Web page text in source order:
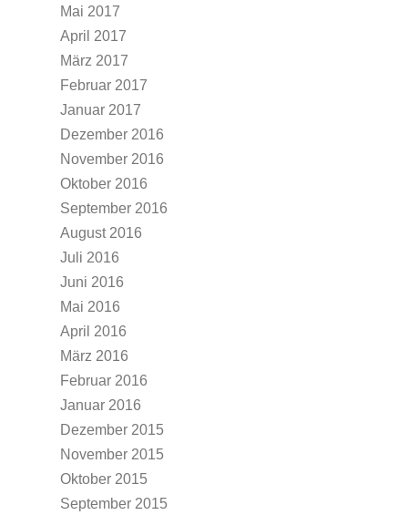
Mai 2017
April 2017
März 2017
Februar 2017
Januar 2017
Dezember 2016
November 2016
Oktober 2016
September 2016
August 2016
Juli 2016
Juni 2016
Mai 2016
April 2016
März 2016
Februar 2016
Januar 2016
Dezember 2015
November 2015
Oktober 2015
September 2015